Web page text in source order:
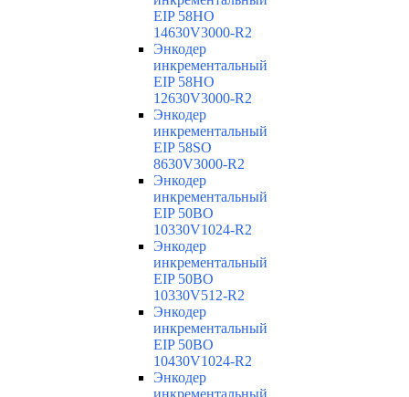
EIP 58HO
14630V3000-R2
Энкодер
инкрементальный
EIP 58HO
12630V3000-R2
Энкодер
инкрементальный
EIP 58SO
8630V3000-R2
Энкодер
инкрементальный
EIP 50BO
10330V1024-R2
Энкодер
инкрементальный
EIP 50BO
10330V512-R2
Энкодер
инкрементальный
EIP 50BO
10430V1024-R2
Энкодер